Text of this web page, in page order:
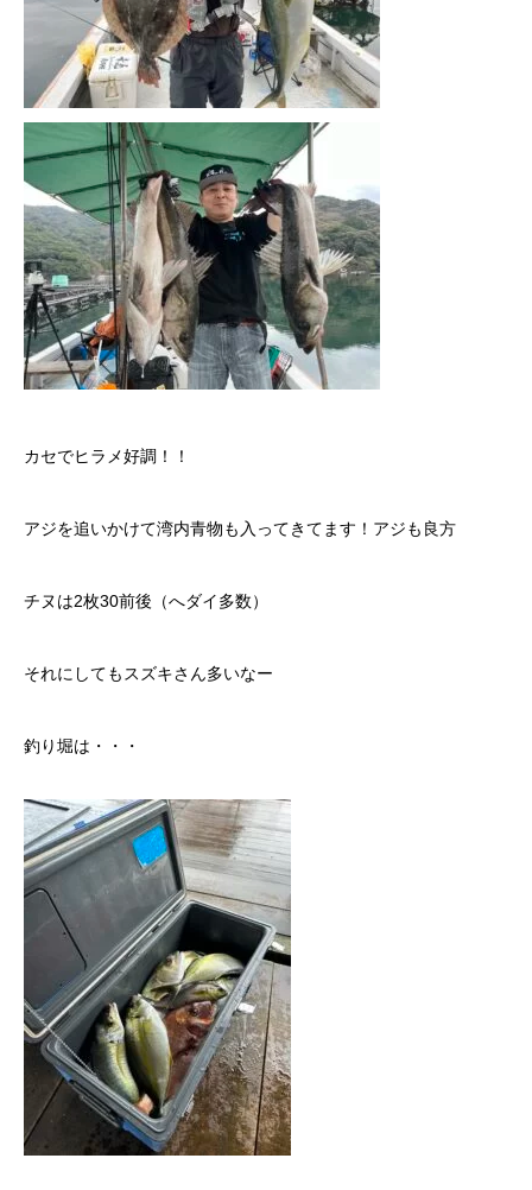
カセでヒラメ好調！！
アジを追いかけて湾内青物も入ってきてます！アジも良方
チヌは2枚30前後（へダイ多数）
それにしてもスズキさん多いなー
釣り堀は・・・